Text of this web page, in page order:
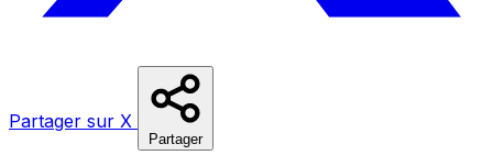
Partager sur X
Partager